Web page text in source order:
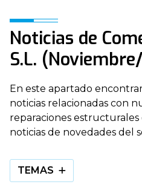
Noticias de
S.L.
En este apartado
noticias relacionadas con
reparaciones estructurales
noticias de novedades del
TEMAS